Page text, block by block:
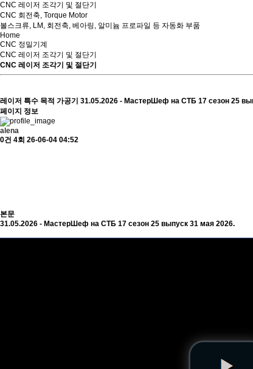
CNC 레이저 조각기 및 절단기
CNC 회전축, Torque Motor
볼스크류, LM, 회전축, 베아링, 알미늄 프로파일 등 자동화 부품
Home
CNC 정밀기계
CNC 레이저 조각기 및 절단기
CNC 레이저 조각기 및 절단기
레이저 특수 목적 가공기 31.05.2026 - МастерШеф на СТБ 17 сезон 25
페이지 정보
alena
0건 4회 26-06-04 04:52
본문
31.05.2026 - МастерШеф на СТБ 17 сезон 25 выпуск 31 мая 2026.